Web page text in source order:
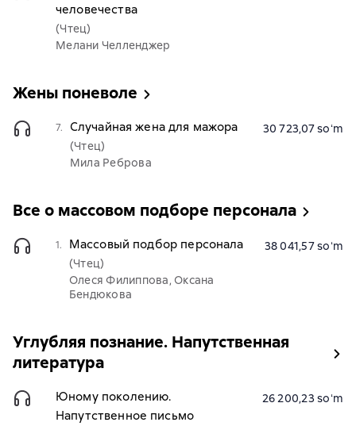
человечества
(Чтец)
Мелани Челленджер
Жены поневоле
7. Случайная жена для мажора
(Чтец)
Мила Реброва
30 723,07 soʻm
Все о массовом подборе персонала
1. Массовый подбор персонала
(Чтец)
Олеся Филиппова, Оксана
Бендюкова
38 041,57 soʻm
Углубляя познание. Напутственная
литература
Юному поколению.
Напутственное письмо
26 200,23 soʻm